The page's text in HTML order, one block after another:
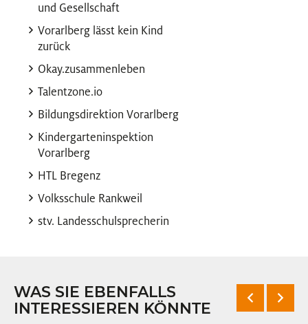
und Gesellschaft
Vorarlberg lässt kein Kind
zurück
Okay.zusammenleben
Talentzone.io
Bildungsdirektion Vorarlberg
Kindergarteninspektion
Vorarlberg
HTL Bregenz
Volksschule Rankweil
stv. Landesschulsprecherin
WAS SIE EBENFALLS
INTERESSIEREN KÖNNTE